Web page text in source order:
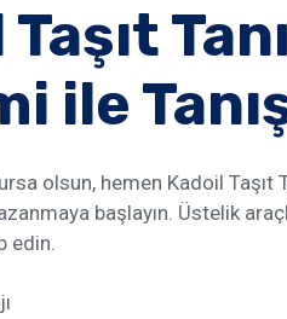
ile
olsun, hemen Kadoil Taşıt
başlayın. Üstelik
edin.